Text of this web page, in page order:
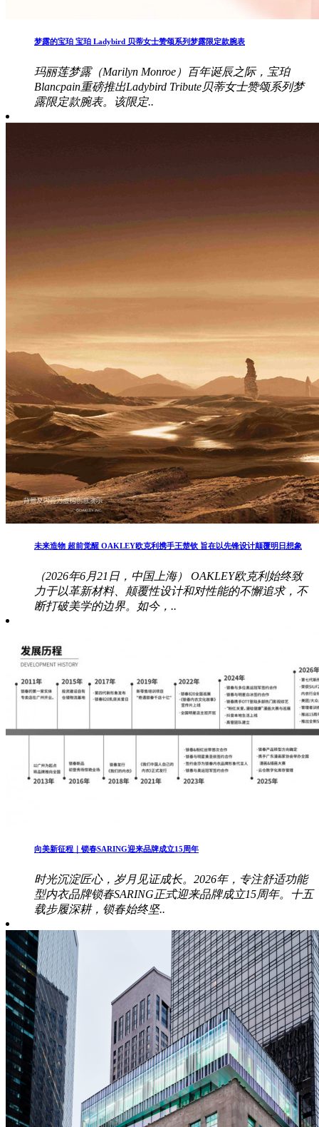
梦露的宝珀 宝珀 Ladybird 贝蒂女士赞颂系列梦露限定款腕表
玛丽莲梦露（Marilyn Monroe）百年诞辰之际，宝珀
Blancpain重磅推出Ladybird Tribute贝蒂女士赞颂系列梦
露限定款腕表。该限定..
未来造物 超前觉醒 OAKLEY欧克利携手王楚钦 旨在以先锋设计颠覆明日想象
（2026年6月21日，中国上海） OAKLEY欧克利始终致
力于以革新材料、颠覆性设计和对性能的不懈追求，不
断打破美学的边界。如今，..
向美新征程｜锁春SARING迎来品牌成立15周年
时光沉淀匠心，岁月见证成长。2026年，专注舒适功能
型内衣品牌锁春SARING正式迎来品牌成立15周年。十五
载步履深耕，锁春始终坚..